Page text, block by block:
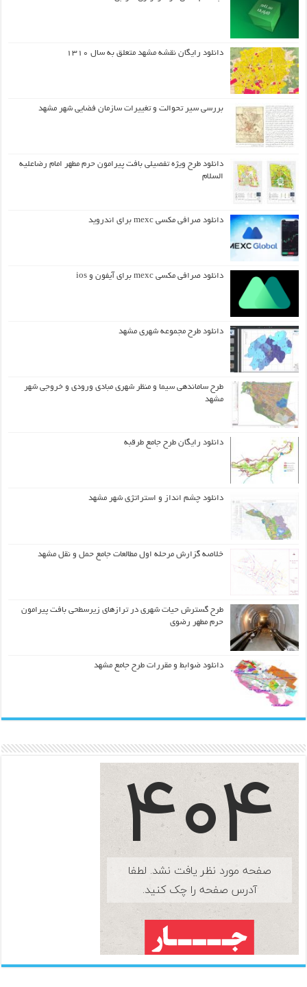
دانلود رایگان نقشه مشهد متعلق به سال ۱۳۱۰
بررسی سیر تحوالت و تغییرات سازمان فضایی شهر مشهد
دانلود طرح ويژه تفصيلي بافت پيرامون حرم مطهر امام رضاعليه
السلام
دانلود صرافی مکسی mexc برای اندروید
دانلود صرافی مکسی mexc برای آیفون و ios
دانلود طرح مجموعه شهری مشهد
طرح ساماندهی سیما و منظر شهری مبادی ورودی و خروجی شهر
مشهد
دانلود رایگان طرح جامع طرقبه
دانلود چشم انداز و استراتژی شهر مشهد
خلاصه گزارش مرحله اول مطالعات جامع حمل و نقل مشهد
طرح گسترش حیات شهري در ترازهاي زیرسطحی بافت پیرامون
حرم مطهر رضوي
دانلود ضوابط و مقررات طرح جامع مشهد